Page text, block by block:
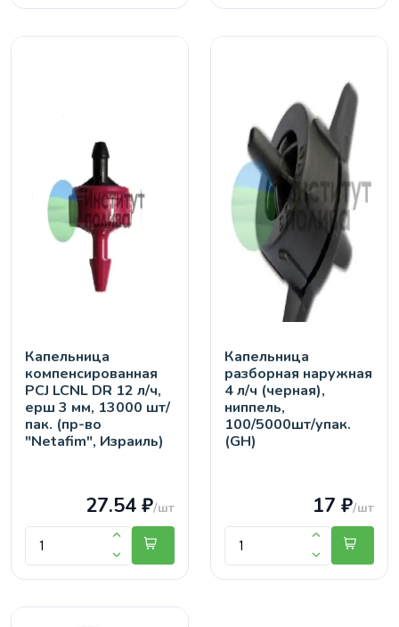
Капельница
компенсированная
PCJ LCNL DR 12 л/ч,
ерш 3 мм, 13000 шт/
пак. (пр-во
"Netafim", Израиль)
27.54 ₽/шт
Капельница
разборная наружная
4 л/ч (черная),
ниппель,
100/5000шт/упак.
(GH)
17 ₽/шт